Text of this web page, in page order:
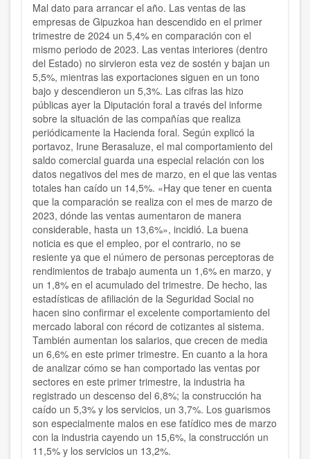
Mal dato para arrancar el año. Las ventas de las
empresas de Gipuzkoa han descendido en el primer
trimestre de 2024 un 5,4% en comparación con el
mismo periodo de 2023. Las ventas interiores (dentro
del Estado) no sirvieron esta vez de sostén y bajan un
5,5%, mientras las exportaciones siguen en un tono
bajo y descendieron un 5,3%. Las cifras las hizo
públicas ayer la Diputación foral a través del informe
sobre la situación de las compañías que realiza
periódicamente la Hacienda foral. Según explicó la
portavoz, Irune Berasaluze, el mal comportamiento del
saldo comercial guarda una especial relación con los
datos negativos del mes de marzo, en el que las ventas
totales han caído un 14,5%. «Hay que tener en cuenta
que la comparación se realiza con el mes de marzo de
2023, dónde las ventas aumentaron de manera
considerable, hasta un 13,6%», incidió. La buena
noticia es que el empleo, por el contrario, no se
resiente ya que el número de personas perceptoras de
rendimientos de trabajo aumenta un 1,6% en marzo, y
un 1,8% en el acumulado del trimestre. De hecho, las
estadísticas de afiliación de la Seguridad Social no
hacen sino confirmar el excelente comportamiento del
mercado laboral con récord de cotizantes al sistema.
También aumentan los salarios, que crecen de media
un 6,6% en este primer trimestre. En cuanto a la hora
de analizar cómo se han comportado las ventas por
sectores en este primer trimestre, la industria ha
registrado un descenso del 6,8%; la construcción ha
caído un 5,3% y los servicios, un 3,7%. Los guarismos
son especialmente malos en ese fatídico mes de marzo
con la industria cayendo un 15,6%, la construcción un
11,5% y los servicios un 13,2%.